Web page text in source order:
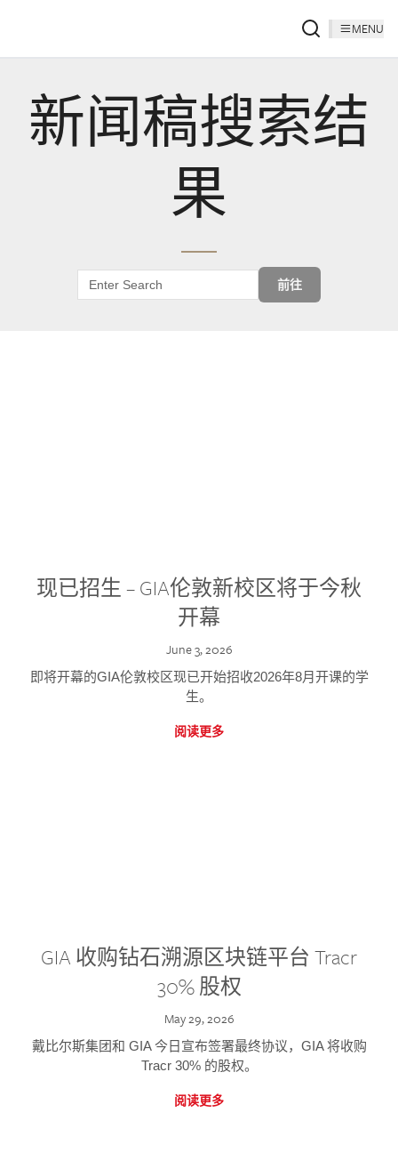
MENU
新闻稿搜索结
果
前往
现已招生 – GIA伦敦新校区将于今秋
开幕
June 3, 2026
即将开幕的GIA伦敦校区现已开始招收2026年8月开课的学
生。
阅读更多
GIA 收购钻石溯源区块链平台 Tracr
30% 股权
May 29, 2026
戴比尔斯集团和 GIA 今日宣布签署最终协议，GIA 将收购
Tracr 30% 的股权。
阅读更多